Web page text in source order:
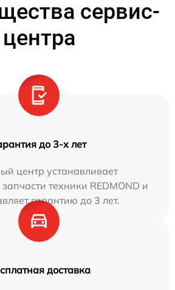
сервис-
центра
до 3-х лет
центр устанавливает
техники REDMOND и
гарантию до 3 лет.
доставка